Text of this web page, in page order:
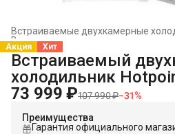
Встраиваемые двухкамерные
Встраиваемые холодильники и
Встраиваемая техника
Главная ›
Акция Хит
Встраиваемый
холодильник
73 999 ₽107 990 ₽−31%
Преимущества
Гарантия официального